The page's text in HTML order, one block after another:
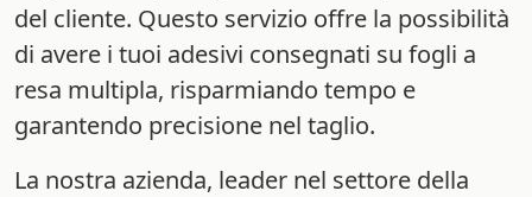
del cliente. Questo servizio offre la possibilità
di avere i tuoi adesivi consegnati su fogli a
resa multipla, risparmiando tempo e
garantendo precisione nel taglio.
La nostra azienda, leader nel settore della